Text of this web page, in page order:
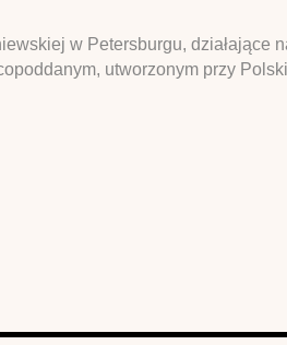
w Petersburgu,
utworzonym przy